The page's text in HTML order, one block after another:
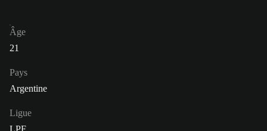
Âge
21
Pays
Argentine
Ligue